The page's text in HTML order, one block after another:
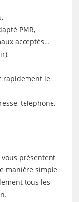
PMR,
acceptés…
rapidement le
téléphone,
vous présentent
manière simple
tous les